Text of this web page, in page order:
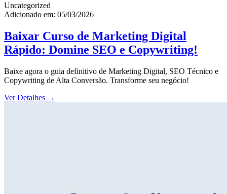
Uncategorized
Adicionado em: 05/03/2026
Baixar Curso de Marketing Digital
Rápido: Domine SEO e Copywriting!
Baixe agora o guia definitivo de Marketing Digital, SEO Técnico e
Copywriting de Alta Conversão. Transforme seu negócio!
Ver Detalhes →